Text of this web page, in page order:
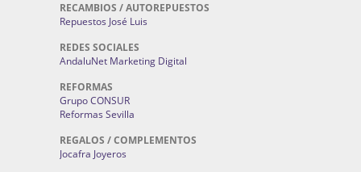
RECAMBIOS / AUTOREPUESTOS
Repuestos José Luis
REDES SOCIALES
AndaluNet Marketing Digital
REFORMAS
Grupo CONSUR
Reformas Sevilla
REGALOS / COMPLEMENTOS
Jocafra Joyeros